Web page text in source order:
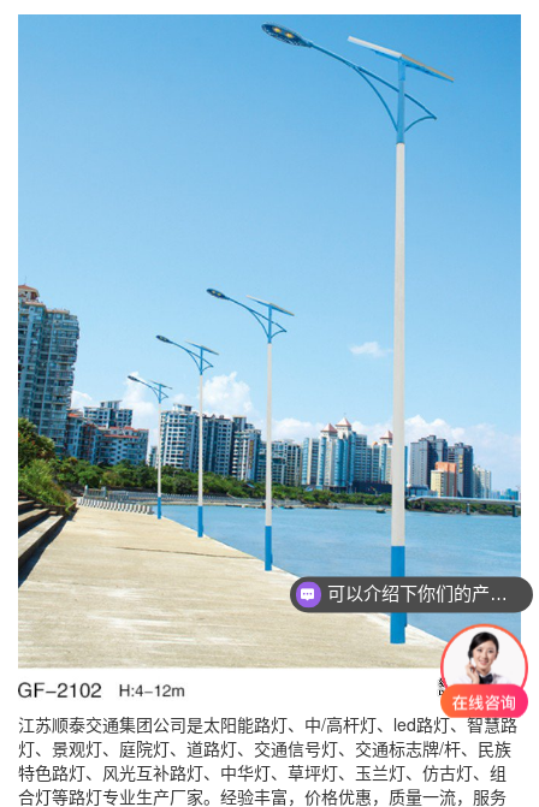
江苏顺泰交通集团公司是太阳能路灯、中/高杆灯、led路灯、智慧路
灯、景观灯、庭院灯、道路灯、交通信号灯、交通标志牌/杆、民族
特色路灯、风光互补路灯、中华灯、草坪灯、玉兰灯、仿古灯、组
合灯等路灯专业生产厂家。经验丰富，价格优惠，质量一流，服务
可以介绍下你们的产品么？